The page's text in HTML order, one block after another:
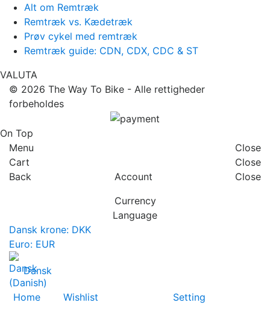
Alt om Remtræk
Remtræk vs. Kædetræk
Prøv cykel med remtræk
Remtræk guide: CDN, CDX, CDC & ST
VALUTA
© 2026 The Way To Bike - Alle rettigheder
forbeholdes
On Top
Menu
Close
Cart
Close
Back
Account
Close
Currency
Language
Dansk krone: DKK
Euro: EUR
Dansk
Home Wishlist Setting